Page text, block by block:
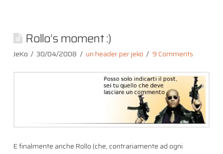
Rollo’s moment :)
JeKo 30/04/2008 un header per jeko 9 Comments
E finalmente anche Rollo (che, contrariamente ad ogni